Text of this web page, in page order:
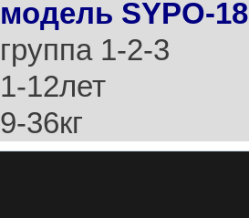
модель SYPO-18
группа 1-2-3
1-12лет
9-36кг